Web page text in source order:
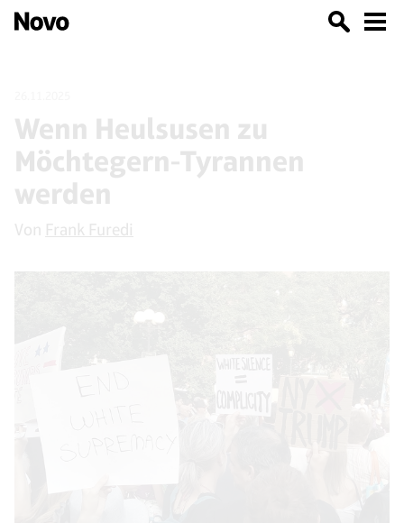
Wenn Heulsusen zu
Möchtegern-Tyrannen
werden
Von Frank Furedi